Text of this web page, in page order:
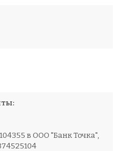
в ООО "Банк Точка",